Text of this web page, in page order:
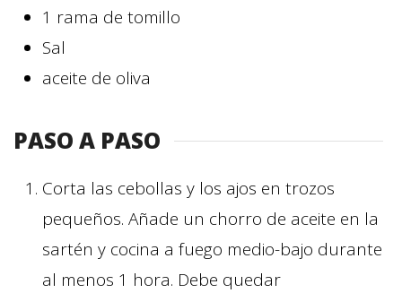
1 rama de tomillo
Sal
aceite de oliva
PASO A PASO
Corta las cebollas y los ajos en trozos
pequeños. Añade un chorro de aceite en la
sartén y cocina a fuego medio-bajo durante
al menos 1 hora. Debe quedar